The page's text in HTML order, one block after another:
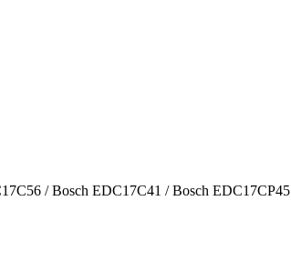
/ Bosch EDC17C41 / Bosch EDC17CP45